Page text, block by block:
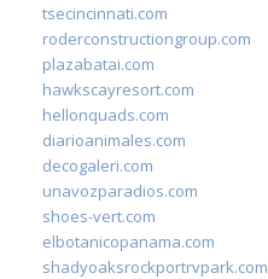
tsecincinnati.com
roderconstructiongroup.com
plazabatai.com
hawkscayresort.com
hellonquads.com
diarioanimales.com
decogaleri.com
unavozparadios.com
shoes-vert.com
elbotanicopanama.com
shadyoaksrockportrvpark.com